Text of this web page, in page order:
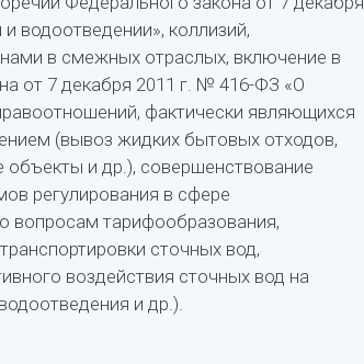
водоотведении», коллизий,
в смежных отраслых, включение в
от 7 декабря 2011 г. № 416-ФЗ «О
фактически являющихся
(вывоз жидких бытовых отходов,
и др.), совершенствование
регулирования в сфере
вопросам тарифообразования,
сточных вод,
воздействия сточных вод на
и др.).